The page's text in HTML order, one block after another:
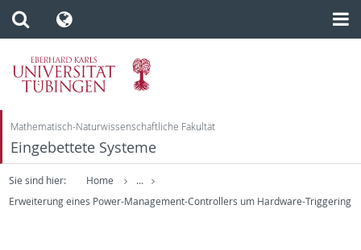
Mathematisch-Naturwissenschaftliche Fakultät
Eingebettete Systeme
Sie sind hier: Home
...
Erweiterung eines Power-Management-Controllers um Hardware-Triggering